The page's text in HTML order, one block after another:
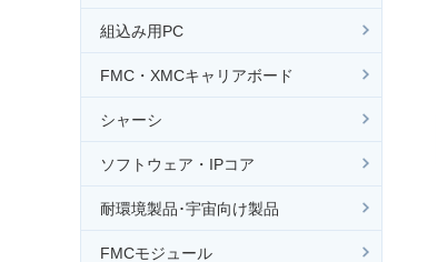
組込み用PC
FMC・XMCキャリアボード
シャーシ
ソフトウェア・IPコア
耐環境製品･宇宙向け製品
FMCモジュール